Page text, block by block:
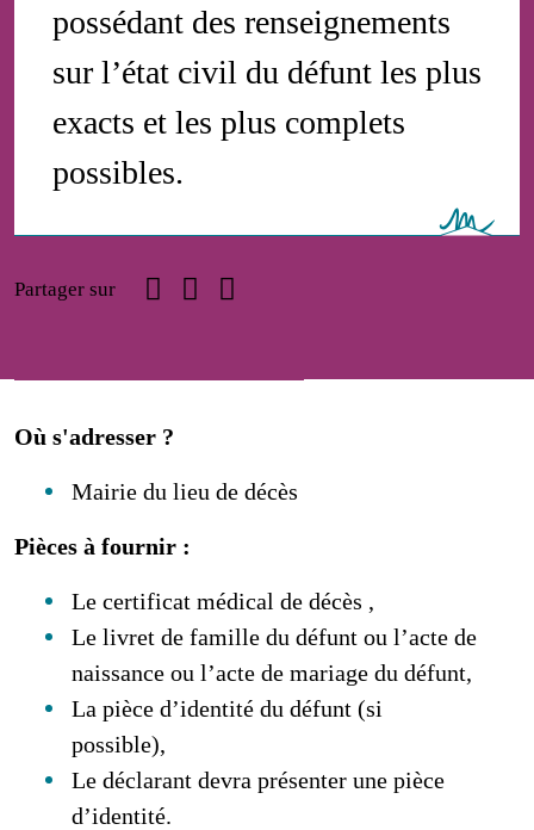
possédant des renseignements
sur l’état civil du défunt les plus
exacts et les plus complets
possibles.
Partager sur
FacebookLinkedin
Email
Où s'adresser ?
Mairie du lieu de décès
Pièces à fournir :
Le certificat médical de décès ,
Le livret de famille du défunt ou l’acte de
naissance ou l’acte de mariage du défunt,
La pièce d’identité du défunt (si
possible),
Le déclarant devra présenter une pièce
d’identité.